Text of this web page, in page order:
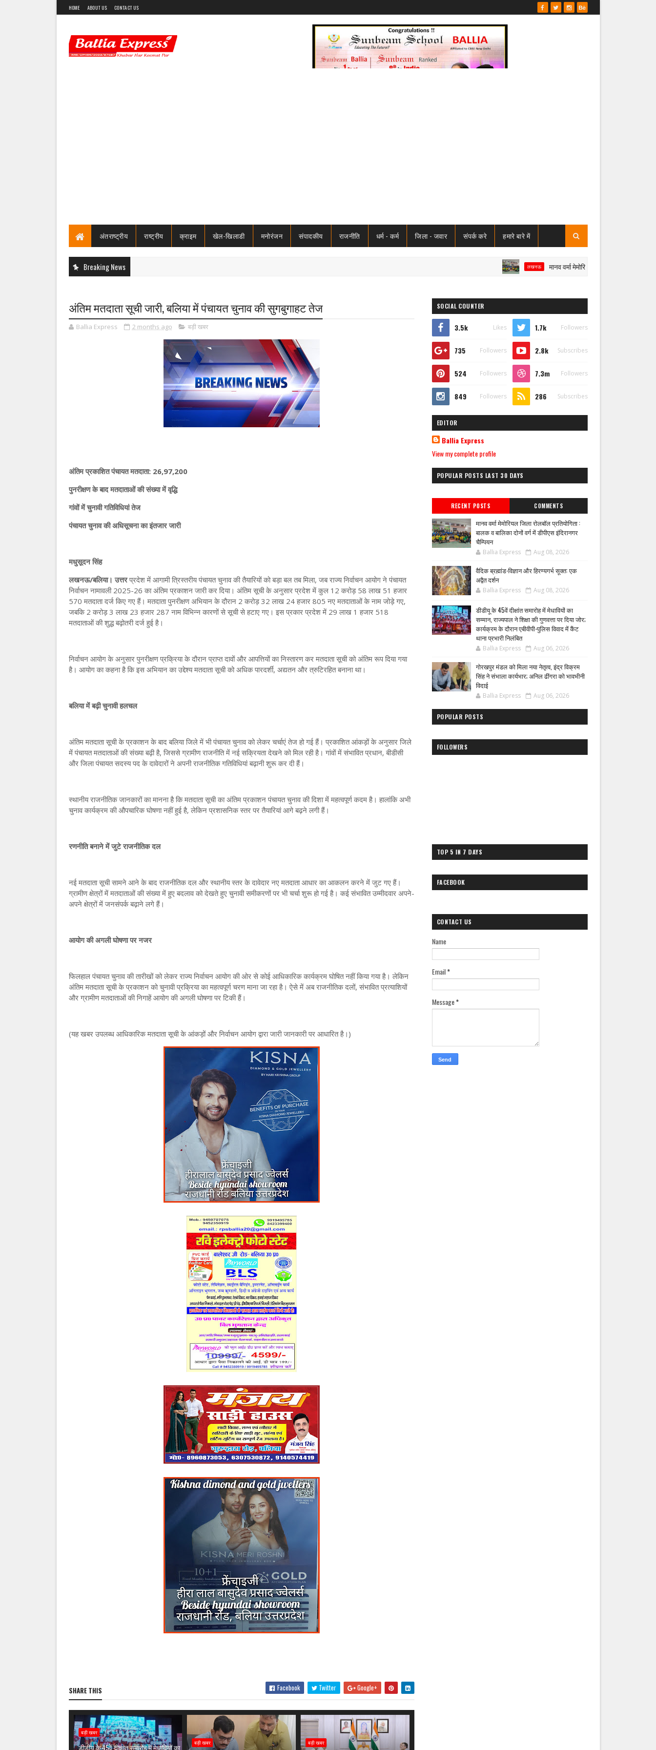
HOME ABOUT US CONTACT US
अंतराष्ट्रीय राष्ट्रीय क्राइम खेल-खिलाडी मनोरंजन संपादकीय राजनीति धर्म - कर्म जिला - जवार संपर्क करे हमारे बारे में
Breaking News लखनऊ मानव वर्मा मेमोरियल जिला रोलबॉल प्रतियोगिता : बालक
अंतिम मतदाता सूची जारी, बलिया में पंचायत चुनाव की सुगबुगाहट तेज
Ballia Express 2 months ago बड़ी खबर
अंतिम प्रकाशित पंचायत मतदाता: 26,97,200
पुनरीक्षण के बाद मतदाताओं की संख्या में वृद्धि
गांवों में चुनावी गतिविधियां तेज
पंचायत चुनाव की अधिसूचना का इंतजार जारी
मधुसूदन सिंह
लखनऊ/बलिया। उत्तरप्रदेश में आगामी त्रिस्तरीय पंचायत चुनाव की तैयारियों को बड़ा बल तब मिला, जब राज्य निर्वाचन आयोग ने पंचायत
निर्वाचन नामावली 2025-26 का अंतिम प्रकाशन जारी कर दिया। अंतिम सूची के अनुसार प्रदेश में कुल 12 करोड़ 58 लाख 51 हजार
570 मतदाता दर्ज किए गए हैं। मतदाता पुनरीक्षण अभियान के दौरान 2 करोड़ 32 लाख 24 हजार 805 नए मतदाताओं के नाम जोड़े गए,
जबकि 2 करोड़ 3 लाख 23 हजार 287 नाम विभिन्न कारणों से सूची से हटाए गए। इस प्रकार प्रदेश में 29 लाख 1 हजार 518
मतदाताओं की शुद्ध बढ़ोतरी दर्ज हुई है।
निर्वाचन आयोग के अनुसार पुनरीक्षण प्रक्रिया के दौरान प्राप्त दावों और आपत्तियों का निस्तारण कर मतदाता सूची को अंतिम रूप दिया गया
है। आयोग का कहना है कि इस अभियान का उद्देश्य मतदाता सूची को अधिक पारदर्शी, अद्यतन और त्रुटिरहित बनाना था।
बलिया में बढ़ी चुनावी हलचल
अंतिम मतदाता सूची के प्रकाशन के बाद बलिया जिले में भी पंचायत चुनाव को लेकर चर्चाएं तेज हो गई हैं। प्रकाशित आंकड़ों के अनुसार जिले
में पंचायत मतदाताओं की संख्या बढ़ी है, जिससे ग्रामीण राजनीति में नई सक्रियता देखने को मिल रही है। गांवों में संभावित प्रधान, बीडीसी
और जिला पंचायत सदस्य पद के दावेदारों ने अपनी राजनीतिक गतिविधियां बढ़ानी शुरू कर दी हैं।
स्थानीय राजनीतिक जानकारों का मानना है कि मतदाता सूची का अंतिम प्रकाशन पंचायत चुनाव की दिशा में महत्वपूर्ण कदम है। हालांकि अभी
चुनाव कार्यक्रम की औपचारिक घोषणा नहीं हुई है, लेकिन प्रशासनिक स्तर पर तैयारियां आगे बढ़ने लगी हैं।
रणनीति बनाने में जुटे राजनीतिक दल
नई मतदाता सूची सामने आने के बाद राजनीतिक दल और स्थानीय स्तर के दावेदार नए मतदाता आधार का आकलन करने में जुट गए हैं।
ग्रामीण क्षेत्रों में मतदाताओं की संख्या में हुए बदलाव को देखते हुए चुनावी समीकरणों पर भी चर्चा शुरू हो गई है। कई संभावित उम्मीदवार अपने-
अपने क्षेत्रों में जनसंपर्क बढ़ाने लगे हैं।
आयोग की अगली घोषणा पर नजर
फिलहाल पंचायत चुनाव की तारीखों को लेकर राज्य निर्वाचन आयोग की ओर से कोई आधिकारिक कार्यक्रम घोषित नहीं किया गया है। लेकिन
अंतिम मतदाता सूची के प्रकाशन को चुनावी प्रक्रिया का महत्वपूर्ण चरण माना जा रहा है। ऐसे में अब राजनीतिक दलों, संभावित प्रत्याशियों
और ग्रामीण मतदाताओं की निगाहें आयोग की अगली घोषणा पर टिकी हैं।
(यह खबर उपलब्ध आधिकारिक मतदाता सूची के आंकड़ों और निर्वाचन आयोग द्वारा जारी जानकारी पर आधारित है।)
SHARE THIS Facebook Twitter Google+
बड़ी खबर
डीडीयू के 45वें दीक्षांत समारोह में मेधावियों का बड़ी खबर बड़ी खबर
SOCIAL COUNTER
3.5k Likes 1.7k Followers
735 Followers 2.8k Subscribes
524 Followers 7.3m Followers
849 Followers 286 Subscribes
EDITOR
Ballia Express
View my complete profile
POPULAR POSTS LAST 30 DAYS
RECENT POSTS COMMENTS
मानव वर्मा मेमोरियल जिला रोलबॉल प्रतियोगिता :
बालक व बालिका दोनों वर्ग में डीपीएस इंदिरानगर
चैम्पियन
Ballia Express Aug 08, 2026
वैदिक ब्रह्मांड-विज्ञान और हिरण्यगर्भ सूक्त: एक
अद्वैत दर्शन
Ballia Express Aug 08, 2026
डीडीयू के 45वें दीक्षांत समारोह में मेधावियों का
सम्मान, राज्यपाल ने शिक्षा की गुणवत्ता पर दिया जोर;
कार्यक्रम के दौरान एबीवीपी-पुलिस विवाद में कैंट
थाना प्रभारी निलंबित
Ballia Express Aug 06, 2026
गोरखपुर मंडल को मिला नया नेतृत्व, इंद्र विक्रम
सिंह ने संभाला कार्यभार; अनिल ढींगरा को भावभीनी
विदाई
Ballia Express Aug 06, 2026
POPULAR POSTS
FOLLOWERS
TOP 5 IN 7 DAYS
FACEBOOK
CONTACT US
Name
Email*
Message*